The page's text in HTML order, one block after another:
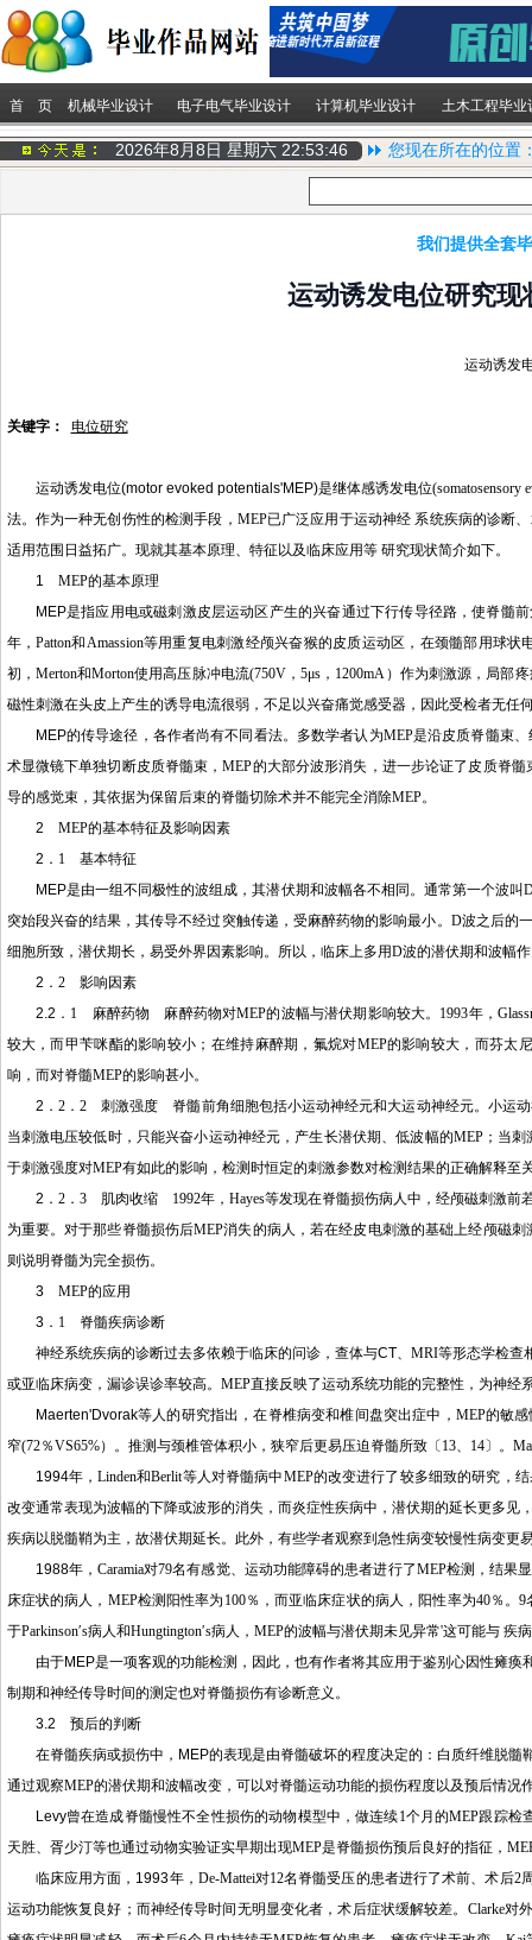
首 页 机械毕业设计 电子电气毕业设计 计算机毕业设计 土木工程毕业
2026年8月8日 星期六 22:53:46 您现在所在的位置
我们提供全套
运动诱发电位研究
运动诱发
关键字： 电位研究
运动诱发电位(motor evoked potentials'MEP)是继体感诱发电位(somatosensory
法。作为一种无创伤性的检测手段， MEP已广泛应用于运动神经 系统疾病的诊断
适用范围日益拓广。现就其基本原理、特征以及临床应用等 研究现状简介如下。
1
MEP的基本原理
MEP是指应用电或磁刺激皮层运动区产生的兴奋通过下行传导径路，使脊髓
年，Patton和Amassion等用重复电刺激经颅兴奋猴的皮质运动区，在颈髓部用球状
初， Merton和Morton使用高压脉冲电流(750V ，5μs ， 1200mA ）作为刺激源，局部
磁性刺激在头皮上产生的诱导电流很弱，不足以兴奋痛觉感受器，因此受检者无任
MEP的传导途径，各作者尚有不同看法。多数学者认为MEP是沿皮质脊髓束
术显微镜下单独切断皮质脊髓束，MEP的大部分波形消失，进一步论证了皮质脊髓
导的感觉束，其依据为保留后束的脊髓切除术并不能完全消除MEP。
2
MEP的基本特征及影响因素
2 ． 1基本特征
MEP是由一组不同极性的波组成，其潜伏期和波幅各不相同。通常第一个波叫
突始段兴奋的结果，其传导不经过突触传递，受麻醉药物的影响最小。 D波之后的
细胞所致，潜伏期长，易受外界因素影响。所以，临床上多用D波的潜伏期和波幅
2 ． 2影响因素
2.2 ． 1 麻醉药物 麻醉药物对MEP的波幅与潜伏期影响较大。 1993年，
较大，而甲苄咪酯的影响较小；在维持麻醉期，氟烷对MEP的影响较大，而芬太
响，而对脊髓MEP的影响甚小。
2 ． 2． 2刺激强度 脊髓前角细胞包括小运动神经元和大运动神经元。小运动
当刺激电压较低时，只能兴奋小运动神经元，产生长潜伏期、低波幅的MEP；当刺
于刺激强度对MEP有如此的影响，检测时恒定的刺激参数对检测结果的正确解释至
2 ． 2． 3肌肉收缩 1992年， Hayes等发现在脊髓损伤病人中，经颅磁刺激前
为重要。对于那些脊髓损伤后MEP消失的病人，若在经皮电刺激的基础上经颅磁刺
则说明脊髓为完全损伤。
3
MEP的应用
3． 1脊髓疾病诊断
神经系统疾病的诊断过去多依赖于临床的问诊，查体与CT、 MRI等形态学检查
或亚临床病变，漏诊误诊率较高。 MEP直接反映了运动系统功能的完整性，为神经
Maerten'Dvorak等人的研究指出，在脊椎病变和椎间盘突出症中， MEP的敏感
窄(72％VS65%）。推测与颈椎管体积小，狭窄后更易压迫脊髓所致〔 13、 14〕。
1994年，Linden和Berlit等人对脊髓病中MEP的改变进行了较多细致的研究，
改变通常表现为波幅的下降或波形的消失，而炎症性疾病中，潜伏期的延长更多
疾病以脱髓鞘为主，故潜伏期延长。此外，有些学者观察到急性病变较慢性病变更
1988年， Caramia对79名有感觉、运动功能障碍的患者进行了MEP检测，结果
床症状的病人， MEP检测阳性率为 100％，而亚临床症状的病人，阳性率为40％。9
于Parkinson′s病人和Hungtington′s病人， MEP的波幅与潜伏期未见异常'这可能与 疾
由于MEP是一项客观的功能检测，因此，也有作者将其应用于鉴别心因性瘫
制期和神经传导时间的测定也对脊髓损伤有诊断意义。
3.2 预后的判断
在脊髓疾病或损伤中， MEP的表现是由脊髓破坏的程度决定的：白质纤维脱髓
通过观察MEP的潜伏期和波幅改变，可以对脊髓运动功能的损伤程度以及预后情况
Levy曾在造成脊髓慢性不全性损伤的动物模型中，做连续1个月的MEP跟踪检
天胜、胥少汀等也通过动物实验证实早期出现MEP是脊髓损伤预后良好的指征，
临床应用方面， 1993年， De-Mattei对12名脊髓受压的患者进行了术前、术后2
运动功能恢复良好；而神经传导时间无明显变化者，术后症状缓解较差。 Clarke对